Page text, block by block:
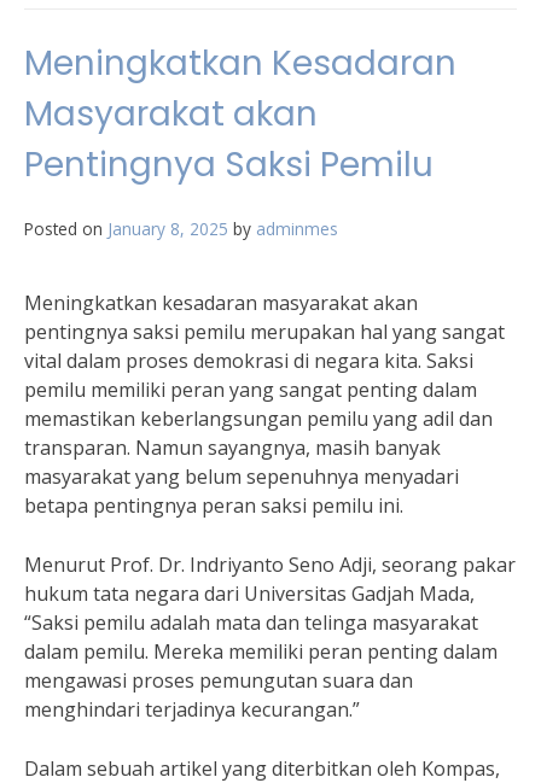
Meningkatkan Kesadaran
Masyarakat akan
Pentingnya Saksi Pemilu
Posted on January 8, 2025 by adminmes
Meningkatkan kesadaran masyarakat akan
pentingnya saksi pemilu merupakan hal yang sangat
vital dalam proses demokrasi di negara kita. Saksi
pemilu memiliki peran yang sangat penting dalam
memastikan keberlangsungan pemilu yang adil dan
transparan. Namun sayangnya, masih banyak
masyarakat yang belum sepenuhnya menyadari
betapa pentingnya peran saksi pemilu ini.
Menurut Prof. Dr. Indriyanto Seno Adji, seorang pakar
hukum tata negara dari Universitas Gadjah Mada,
“Saksi pemilu adalah mata dan telinga masyarakat
dalam pemilu. Mereka memiliki peran penting dalam
mengawasi proses pemungutan suara dan
menghindari terjadinya kecurangan.”
Dalam sebuah artikel yang diterbitkan oleh Kompas,